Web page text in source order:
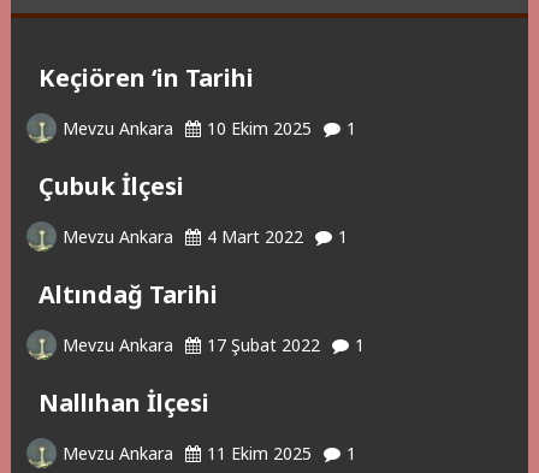
Keçiören ‘in Tarihi
Mevzu Ankara 10 Ekim 2025 1
Çubuk İlçesi
Mevzu Ankara 4 Mart 2022 1
Altındağ Tarihi
Mevzu Ankara 17 Şubat 2022 1
Nallıhan İlçesi
Mevzu Ankara 11 Ekim 2025 1